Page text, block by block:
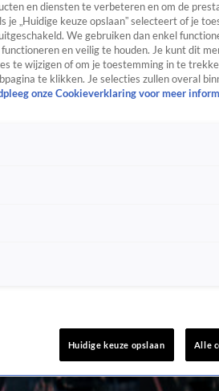
en diensten te verbeteren en om de
„Huidige keuze opslaan” selecteert of je
We gebruiken dan enkel
en veilig te houden. Je kunt dit
te wijzigen of om je toestemming in te
te klikken. Je selecties zullen overal
onze Cookieverklaring voor meer
Huidige keuze opslaan Alle